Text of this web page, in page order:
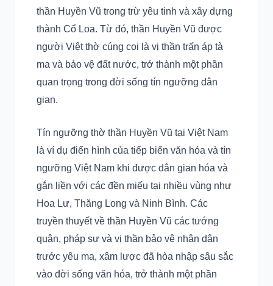
thần Huyền Vũ trong trừ yêu tinh và xây dựng
thành Cổ Loa. Từ đó, thần Huyền Vũ được
người Việt thờ cúng coi là vị thần trấn áp tà
ma và bảo vệ đất nước, trở thành một phần
quan trọng trong đời sống tín ngưỡng dân
gian.
Tín ngưỡng thờ thần Huyền Vũ tại Việt Nam
là ví dụ điển hình của tiếp biến văn hóa và tín
ngưỡng Việt Nam khi được dân gian hóa và
gắn liền với các đền miếu tại nhiều vùng như
Hoa Lư, Thăng Long và Ninh Bình. Các
truyền thuyết về thần Huyền Vũ các tướng
quân, pháp sư và vị thần bảo vệ nhân dân
trước yêu ma, xâm lược đã hòa nhập sâu sắc
vào đời sống văn hóa, trở thành một phần